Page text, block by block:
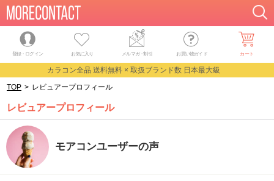
登録・ログイン お気に入り メルマガ・割引 お買い物ガイド カート
カラコン全品 送料無料 × 取扱ブランド数 日本最大級
TOP > レビュアープロフィール
レビュアープロフィール
モアコンユーザーの声